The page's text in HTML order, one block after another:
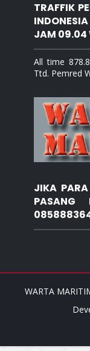
TRAFFIK
JAM 09.04
All time
Ttd. Pemred
JIKA
WARTA